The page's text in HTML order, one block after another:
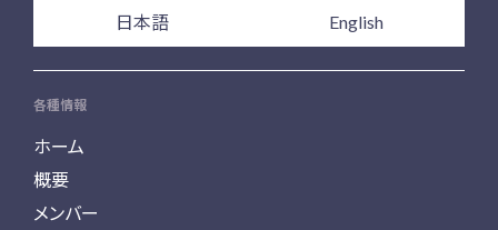
日本語 English
各種情報
ホーム
概要
メンバー